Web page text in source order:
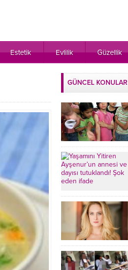
Estetik Evlilik Güzellik
GÜNCEL KONULAR